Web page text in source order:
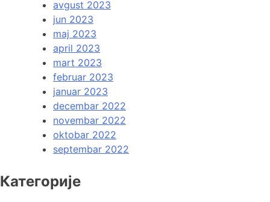
avgust 2023
jun 2023
maj 2023
april 2023
mart 2023
februar 2023
januar 2023
decembar 2022
novembar 2022
oktobar 2022
septembar 2022
Категорије